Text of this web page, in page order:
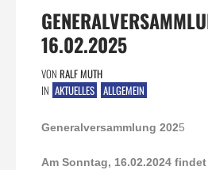
16.02.2025
VON RALF MUTH
IN AKTUELLES ALLGEMEIN
Generalversammlung 2025
Am Sonntag, 16.02.2024